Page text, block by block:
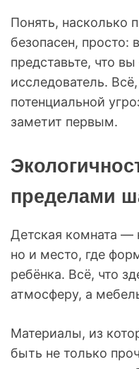
Понять, насколько
безопасен, просто:
представьте, что
исследователь.
потенциальной
заметит первым.
пределами
Детская комната —
но и место, где
ребёнка. Всё, что
атмосферу, а
Материалы, из
быть не только